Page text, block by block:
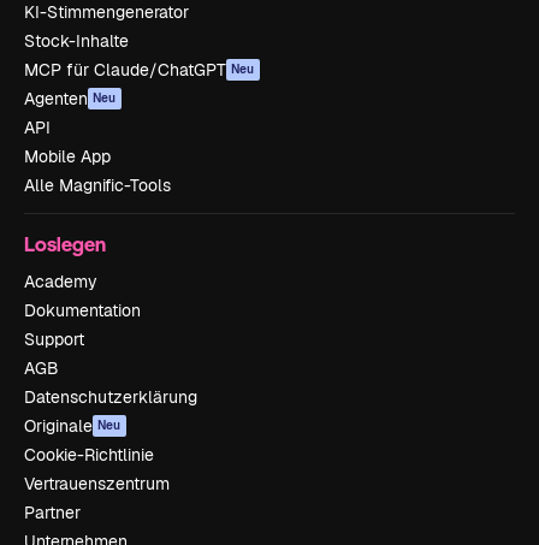
KI-Stimmengenerator
Stock-Inhalte
MCP für Claude/ChatGPT Neu
Agenten Neu
API
Mobile App
Alle Magnific-Tools
Loslegen
Academy
Dokumentation
Support
AGB
Datenschutzerklärung
Originale Neu
Cookie-Richtlinie
Vertrauenszentrum
Partner